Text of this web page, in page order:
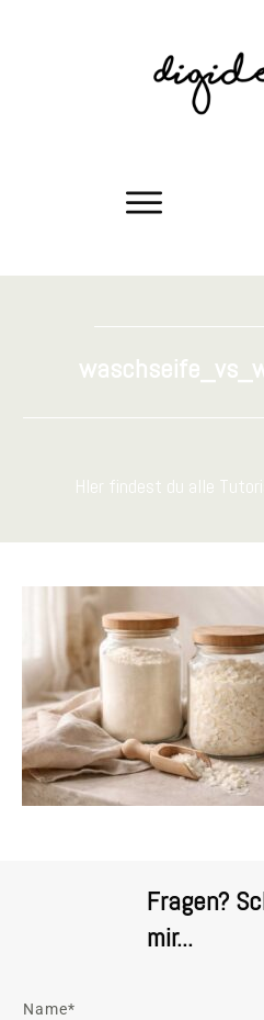
HIer findest du alle
Fragen?
mir...
Name*